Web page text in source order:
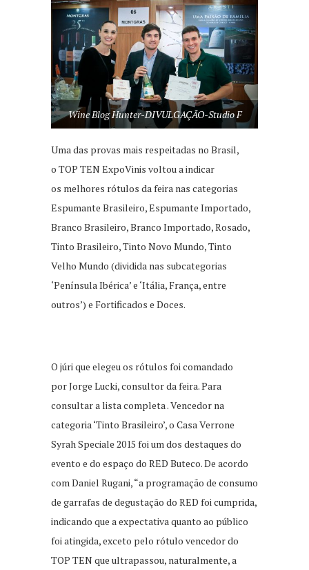
Wine Blog Hunter-DIVULGAÇÃO-Studio F
Uma das provas mais respeitadas no Brasil,
o TOP TEN ExpoVinis voltou a indicar
os melhores rótulos da feira nas categorias
Espumante Brasileiro, Espumante Importado,
Branco Brasileiro, Branco Importado, Rosado,
Tinto Brasileiro, Tinto Novo Mundo, Tinto
Velho Mundo (dividida nas subcategorias
‘Península Ibérica’ e ‘Itália, França, entre
outros’) e Fortificados e Doces.
O júri que elegeu os rótulos foi comandado
por Jorge Lucki, consultor da feira. Para
consultar a lista completa . Vencedor na
categoria ‘Tinto Brasileiro’, o Casa Verrone
Syrah Speciale 2015 foi um dos destaques do
evento e do espaço do RED Buteco. De acordo
com Daniel Rugani, “a programação de consumo
de garrafas de degustação do RED foi cumprida,
indicando que a expectativa quanto ao público
foi atingida, exceto pelo rótulo vencedor do
TOP TEN que ultrapassou, naturalmente, a